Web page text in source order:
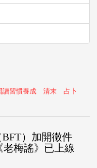
讀習慣養成 清末 占卜
BFT）加開徵件
梅謠》已上線